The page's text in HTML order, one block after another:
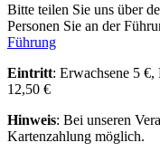
Bitte teilen Sie uns über
Personen Sie an der
Führung
Eintritt: Erwachsene 5
12,50 €
Hinweis: Bei unseren
Kartenzahlung möglich.